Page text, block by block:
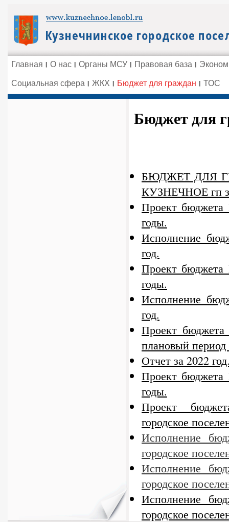
Главная О нас Органы МСУ Правовая база
Социальная сфера ЖКХ Бюджет для граждан ТОС
Бюджет для
БЮДЖЕТ ДЛЯ
КУЗНЕЧНОЕ гп
Проект бюджета
годы.
Исполнение
год.
Проект бюджета
годы.
Исполнение
год.
Проект бюджета
плановый
Отчет за 2022
Проект бюджета
годы.
Проект
городское
Исполнение
городское
Исполнение
городское
Исполнение
городское